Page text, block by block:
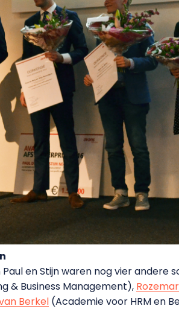
en Stijn waren nog vier andere
& Business Management),
Berkel (Academie voor HRM en